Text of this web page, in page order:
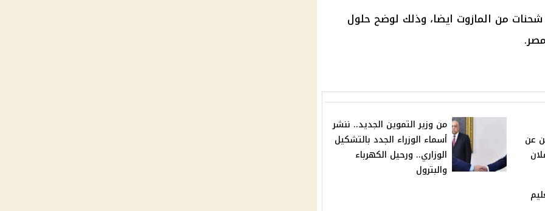
من المازوت ايضا، وذلك لوضح حلول
عن
من وزير التموين الجديد.. ننشر
أسماء الوزراء الجدد بالتشكيل
الوزاري.. ورحيل الكهرباء
والبترول